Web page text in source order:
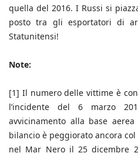
quella del 2016. I Russi si
posto tra gli esportatori di
Statunitensi!
Note:
[1] Il numero delle vittime è
l’incidente del 6 marzo
avvicinamento alla base
bilancio è peggiorato ancora
nel Mar Nero il 25 dicembre